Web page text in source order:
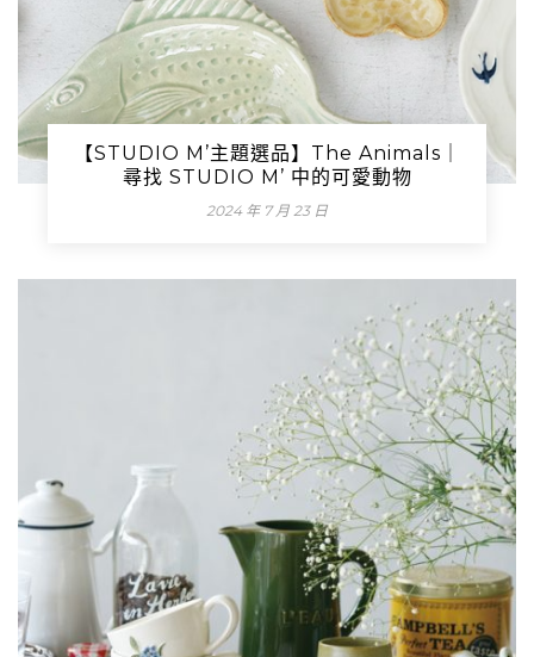
【STUDIO M’主題選品】The Animals｜
尋找 STUDIO M’ 中的可愛動物
2024 年 7 月 23 日